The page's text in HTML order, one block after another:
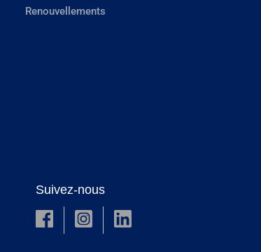
Renouvellements
Suivez-nous